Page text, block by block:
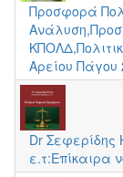
Προσφορά
Αρείου Πάγου
Dr
ε.τ:Επίκαιρα